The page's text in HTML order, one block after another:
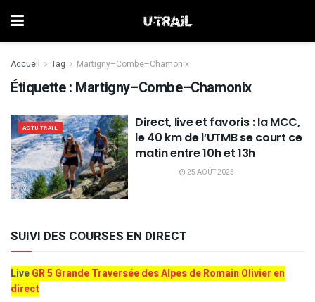
Accueil Tag Martigny–Combe–Chamonix
Étiquette : Martigny–Combe–Chamonix
ACTU TRAIL
Direct, live et favoris : la MCC,
le 40 km de l’UTMB se court ce
matin entre 10h et 13h
25 AOÛT 2025
SUIVI DES COURSES EN DIRECT
LiveGR 5 Grande Traversée des Alpes de Romain Olivier en
direct